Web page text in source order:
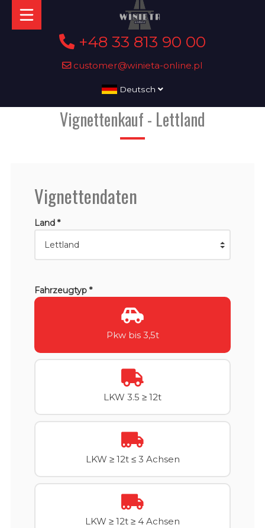
+48 33 813 90 00
customer@winieta-online.pl
Deutsch
Vignettenkauf - Lettland
Vignettendaten
Land *
Fahrzeugtyp *
Pkw bis 3,5t
LKW 3.5 ≥ 12t
LKW ≥ 12t ≤ 3 Achsen
LKW ≥ 12t ≥ 4 Achsen